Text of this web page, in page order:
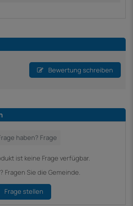
Bewertung schreiben
ist keine Frage verfügbar.
Fragen Sie die Gemeinde.
Frage stellen